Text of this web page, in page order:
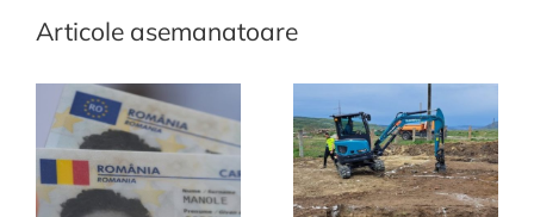
Articole asemanatoare